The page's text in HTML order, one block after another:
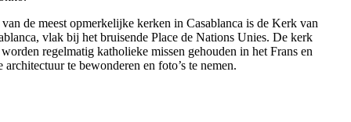
de meest opmerkelijke kerken in Casablanca is de Kerk van
vlak bij het bruisende Place de Nations Unies. De kerk
regelmatig katholieke missen gehouden in het Frans en
te bewonderen en foto’s te nemen.